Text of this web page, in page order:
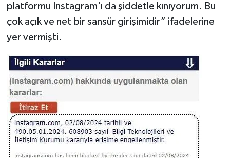
platformu Instagram'ı da şiddetle kınıyorum. Bu
çok açık ve net bir sansür girişimidir” ifadelerine
yer vermişti.
Sağlık
Sosyal medya
Spor
Teknoloji
Televizyon